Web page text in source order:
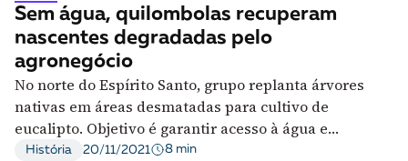
Sem água, quilombolas recuperam
nascentes degradadas pelo
agronegócio
No norte do Espírito Santo, grupo replanta árvores
nativas em áreas desmatadas para cultivo de
eucalipto. Objetivo é garantir acesso à água e
preservar a cultura local
História 20/11/2021 8 min